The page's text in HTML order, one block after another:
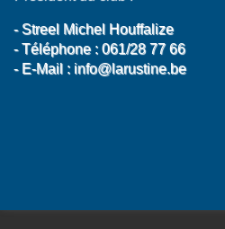
- Streel Michel Houffalize
- Téléphone : 061/28 77 66
- E-Mail : info@larustine.be